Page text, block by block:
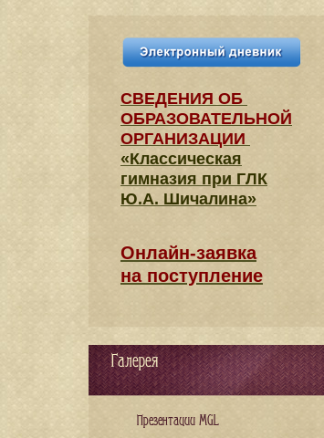
СВЕДЕНИЯ​ ОБ
ОБРАЗОВАТЕЛЬНОЙ
ОРГАНИЗАЦИИ
«Классическая
гимназия при ГЛК
Ю.А. Шичалина»
Онлайн-заявка
на поступление
Галерея
Презентации MGL